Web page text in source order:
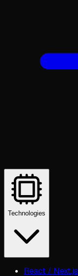
Technologies
React / Next.js